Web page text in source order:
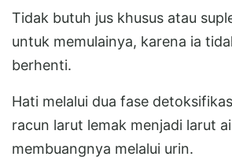
Tidak butuh jus khusus atau
untuk memulainya, karena ia
berhenti.
Hati melalui dua fase
racun larut lemak menjadi larut
membuangnya melalui urin.